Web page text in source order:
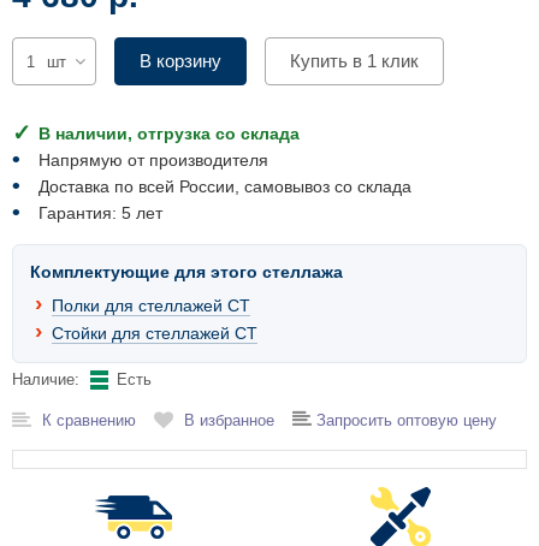
шт В корзину Купить в 1 клик
В наличии, отгрузка со склада
Напрямую от производителя
Доставка по всей России, самовывоз со склада
Гарантия: 5 лет
Комплектующие для этого стеллажа
Полки для стеллажей СТ
Стойки для стеллажей СТ
Наличие: Есть
К сравнению В избранное Запросить оптовую цену
Комплектующие для шкафов